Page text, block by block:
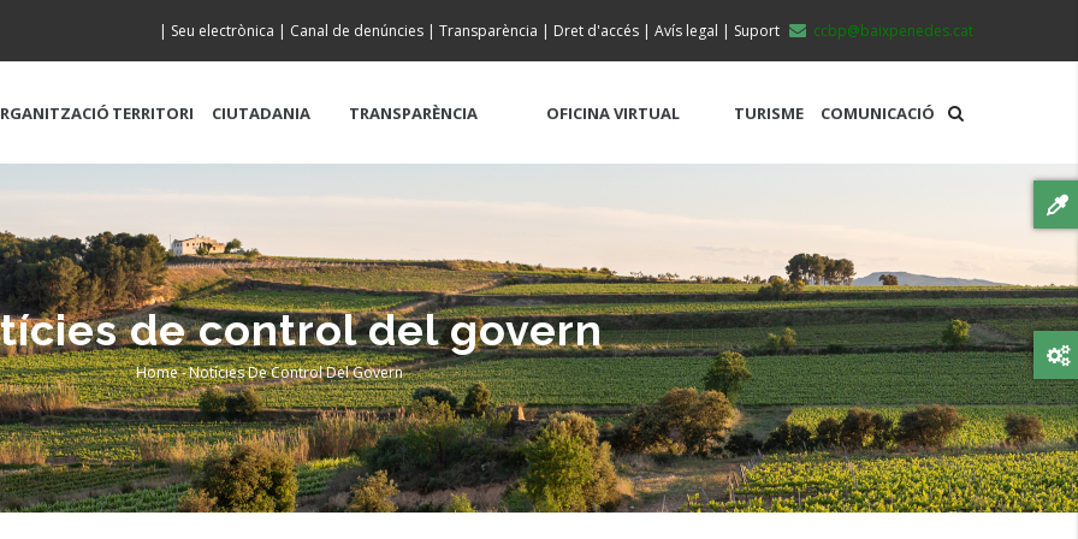
ccbp@baixpenedes.cat
| Seu electrònica | Canal de denúncies | Transparència | Dret d'accés | Avís legal | Suport
TERRITORI CIUTADANIA TRANSPARÈNCIA OFICINA VIRTUAL TURISME COMUNICACIÓ
de control del govern
Breadcrumb
Home-Notícies De Control Del Govern